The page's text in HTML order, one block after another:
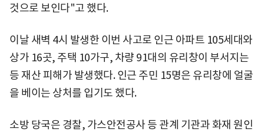
것으로 보인다"고 했다.
이날 새벽 4시 발생한 이번 사고로 인근 아파트 105세대와
상가 16곳, 주택 10가구, 차량 91대의 유리창이 부서지는
등 재산 피해가 발생했다. 인근 주민 15명은 유리창에 얼굴
을 베이는 상처를 입기도 했다.
소방 당국은 경찰, 가스안전공사 등 관계 기관과 화재 원인